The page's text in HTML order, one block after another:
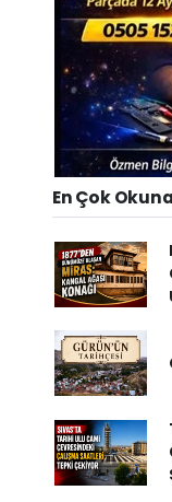
En Çok